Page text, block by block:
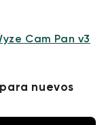
Cam Pan v3
nuevos